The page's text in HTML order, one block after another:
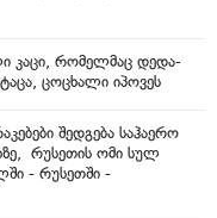
კაცი, რომელმაც დედა-
ცოცხალი იპოვეს
შედგება საჰაერო
რუსეთის ომი სულ
- რუსეთში -